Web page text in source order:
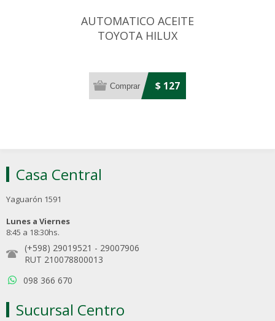
AUTOMATICO ACEITE
TOYOTA HILUX
$ 127
Casa Central
Yaguarón 1591
Lunes a Viernes
8:45 a 18:30hs.
(+598) 29019521 - 29007906
RUT 210078800013
098 366 670
Sucursal Centro